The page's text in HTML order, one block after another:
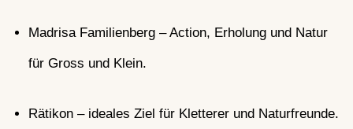
Madrisa Familienberg – Action, Erholung und Natur
für Gross und Klein.
Rätikon – ideales Ziel für Kletterer und Naturfreunde.